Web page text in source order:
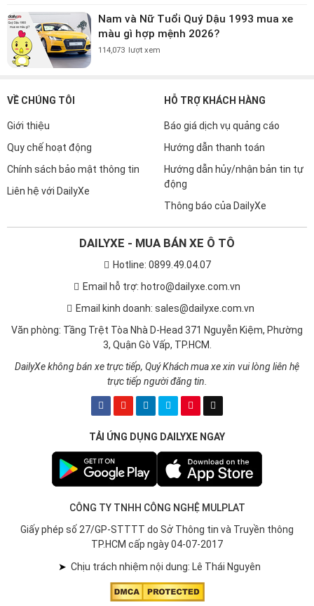
Nam và Nữ Tuổi Quý Dậu 1993 mua xe
màu gì hợp mệnh 2026?
114,073 lượt xem
VỀ CHÚNG TÔI
Giới thiệu
Quy chế hoạt động
Chính sách bảo mật thông tin
Liên hệ với DailyXe
HỖ TRỢ KHÁCH HÀNG
Báo giá dịch vụ quảng cáo
Hướng dẫn thanh toán
Hướng dẫn hủy/nhận bản tin tự
động
Thông báo của DailyXe
DAILYXE - MUA BÁN XE Ô TÔ
Hotline: 0899.49.04.07
Email hỗ trợ: hotro@dailyxe.com.vn
Email kinh doanh: sales@dailyxe.com.vn
Văn phòng: Tầng Trệt Tòa Nhà D-Head 371 Nguyễn Kiệm, Phường
3, Quận Gò Vấp, TP.HCM.
DailyXe không bán xe trực tiếp, Quý Khách mua xe xin vui lòng liên hệ
trực tiếp người đăng tin.
TẢI ỨNG DỤNG DAILYXE NGAY
CÔNG TY TNHH CÔNG NGHỆ MULPLAT
Giấy phép số 27/GP-STTTT do Sở Thông tin và Truyền thông
TP.HCM cấp ngày 04-07-2017
➤ Chịu trách nhiệm nội dung: Lê Thái Nguyên